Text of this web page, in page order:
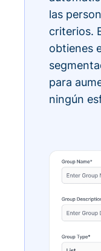
las
criterios.
obtienes
para
ningún